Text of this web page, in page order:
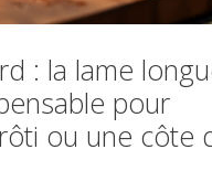
: la lame
pour
ou une côte